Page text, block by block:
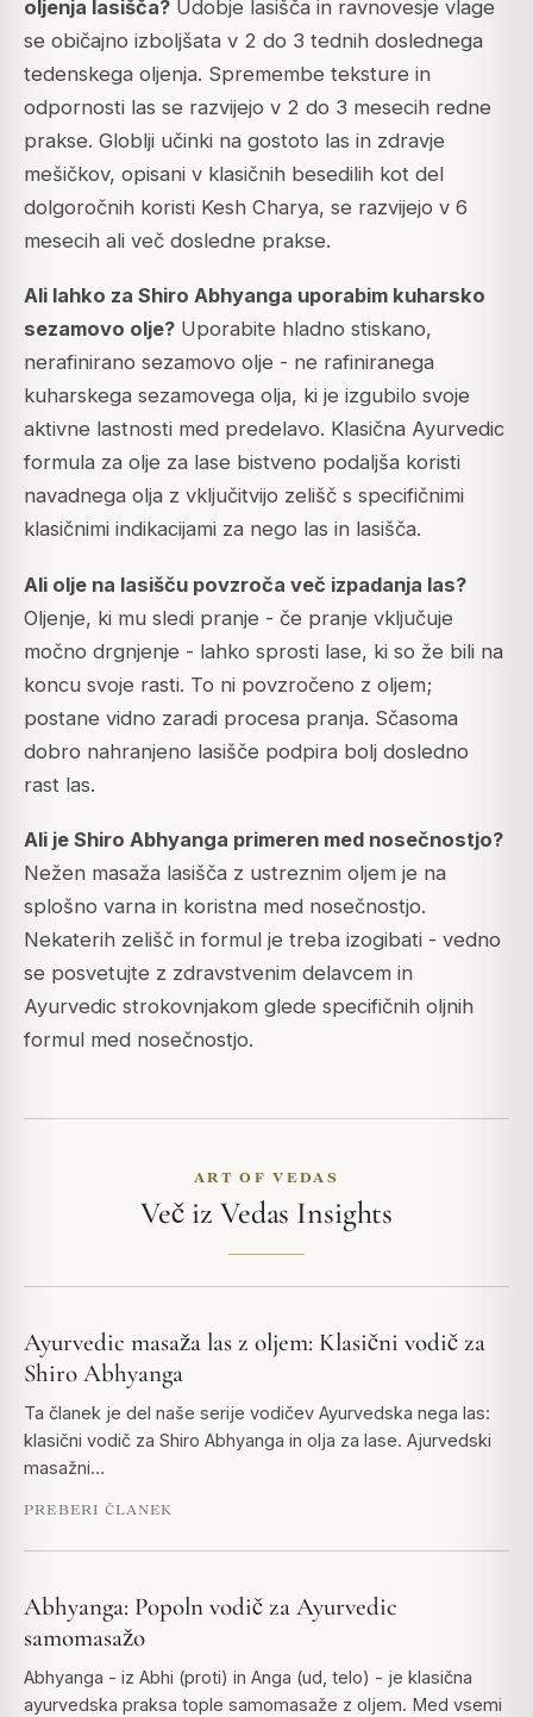
oljenja lasišča? Udobje lasišča in ravnovesje vlage
se običajno izboljšata v 2 do 3 tednih doslednega
tedenskega oljenja. Spremembe teksture in
odpornosti las se razvijejo v 2 do 3 mesecih redne
prakse. Globlji učinki na gostoto las in zdravje
mešičkov, opisani v klasičnih besedilih kot del
dolgoročnih koristi Kesh Charya, se razvijejo v 6
mesecih ali več dosledne prakse.
Ali lahko za Shiro Abhyanga uporabim kuharsko
sezamovo olje? Uporabite hladno stiskano,
nerafinirano sezamovo olje - ne rafiniranega
kuharskega sezamovega olja, ki je izgubilo svoje
aktivne lastnosti med predelavo. Klasična Ayurvedic
formula za olje za lase bistveno podaljša koristi
navadnega olja z vključitvijo zelišč s specifičnimi
klasičnimi indikacijami za nego las in lasišča.
Ali olje na lasišču povzroča več izpadanja las?
Oljenje, ki mu sledi pranje - če pranje vključuje
močno drgnjenje - lahko sprosti lase, ki so že bili na
koncu svoje rasti. To ni povzročeno z oljem;
postane vidno zaradi procesa pranja. Sčasoma
dobro nahranjeno lasišče podpira bolj dosledno
rast las.
Ali je Shiro Abhyanga primeren med nosečnostjo?
Nežen masaža lasišča z ustreznim oljem je na
splošno varna in koristna med nosečnostjo.
Nekaterih zelišč in formul je treba izogibati - vedno
se posvetujte z zdravstvenim delavcem in
Ayurvedic strokovnjakom glede specifičnih oljnih
formul med nosečnostjo.
ART OF VEDAS
Več iz Vedas Insights
Ayurvedic masaža las z oljem: Klasični vodič za
Shiro Abhyanga
Ta članek je del naše serije vodičev Ayurvedska nega las:
klasični vodič za Shiro Abhyanga in olja za lase. Ajurvedski
masažni…
PREBERI ČLANEK
Abhyanga: Popoln vodič za Ayurvedic
samomasažo
Abhyanga - iz Abhi (proti) in Anga (ud, telo) - je klasična
ayurvedska praksa tople samomasaže z oljem. Med vsemi